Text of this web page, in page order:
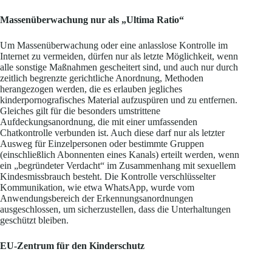
Massenüberwachung nur als „Ultima Ratio“
Um Massenüberwachung oder eine anlasslose Kontrolle im
Internet zu vermeiden, dürfen nur als letzte Möglichkeit, wenn
alle sonstige Maßnahmen gescheitert sind, und auch nur durch
zeitlich begrenzte gerichtliche Anordnung, Methoden
herangezogen werden, die es erlauben jegliches
kinderpornografisches Material aufzuspüren und zu entfernen.
Gleiches gilt für die besonders umstrittene
Aufdeckungsanordnung, die mit einer umfassenden
Chatkontrolle verbunden ist. Auch diese darf nur als letzter
Ausweg für Einzelpersonen oder bestimmte Gruppen
(einschließlich Abonnenten eines Kanals) erteilt werden, wenn
ein „begründeter Verdacht“ im Zusammenhang mit sexuellem
Kindesmissbrauch besteht. Die Kontrolle verschlüsselter
Kommunikation, wie etwa WhatsApp, wurde vom
Anwendungsbereich der Erkennungsanordnungen
ausgeschlossen, um sicherzustellen, dass die Unterhaltungen
geschützt bleiben.
EU-Zentrum für den Kinderschutz